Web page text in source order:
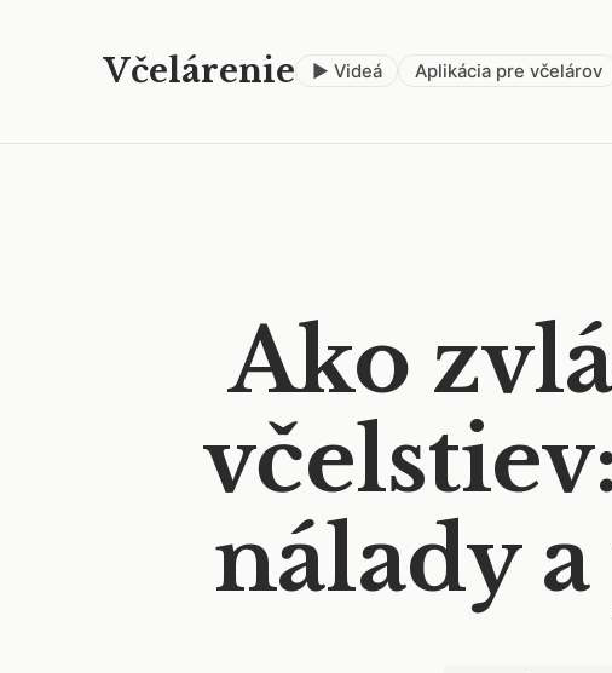
Včelárenie ▶ Videá Aplikácia pre včelárov
Ako
nálady